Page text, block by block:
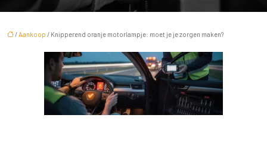
/Aankoop / Knipperend oranje motorlampje: moet je je zorgen maken?